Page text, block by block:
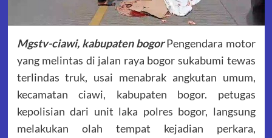
Mgstv-ciawi, kabupaten bogorPengendara motor
yang melintas di jalan raya bogor sukabumi tewas
terlindas truk, usai menabrak angkutan umum,
kecamatan ciawi, kabupaten bogor. petugas
kepolisian dari unit laka polres bogor, langsung
melakukan olah tempat kejadian perkara,